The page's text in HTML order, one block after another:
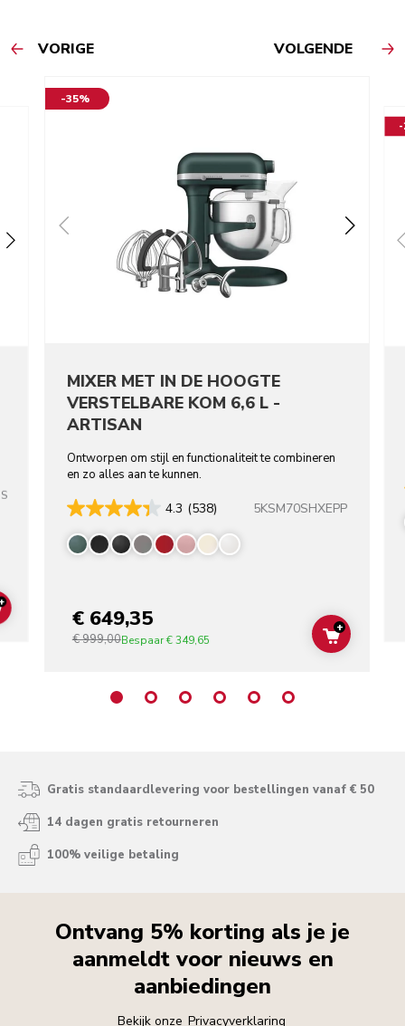
VORIGE VOLGENDE
ADD TO CART
-35%
MIXER MET IN DE HOOGTE
VERSTELBARE KOM 6,6 L -
ARTISAN
Ontworpen om stijl en functionaliteit te combineren
en zo alles aan te kunnen.
4.3 (538) 5KSM70SHXEPP
€ 649,35
€ 999,00Bespaar€ 349,65 ADD TO
+
-
Gratis standaardlevering voor bestellingen vanaf € 50
14 dagen gratis retourneren
100% veilige betaling
Ontvang 5% korting als je je
aanmeldt voor nieuws en
aanbiedingen
Bekijk onze Privacyverklaring